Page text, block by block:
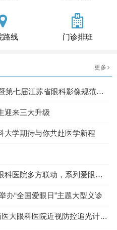
路线 门诊排班
更多
第七届江苏省眼科影像规范化
落幕
迎来三大升级
大学期待与你共赴医学新程
科医院多方联动，系列爱眼活
办“全国爱眼日”主题大型义诊
大眼科医院近视防控追光计